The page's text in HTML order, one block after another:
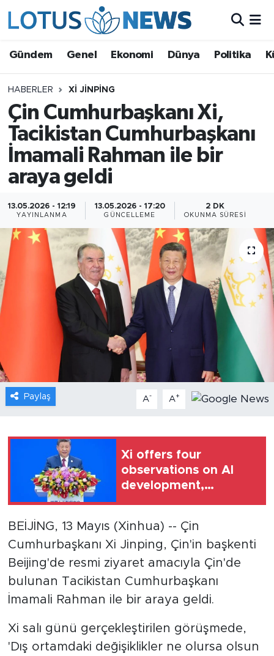
Gündem Genel Ekonomi Dünya Politika
HABERLER XI JINPING
Çin Cumhurbaşkanı Xi,
Tacikistan Cumhurbaşkanı
İmamali Rahman ile bir
araya geldi
13.05.2026 - 12:19
YAYINLANMA
13.05.2026 - 17:20
GÜNCELLEME
2 DK
OKUNMA SÜRESI
Paylaş A- A+
Xi offers four
observations on AI
development,
BEİJİNG, 13 Mayıs (Xinhua) -- Çin
Cumhurbaşkanı Xi Jinping, Çin'in başkenti
Beijing'de resmi ziyaret amacıyla Çin'de
bulunan Tacikistan Cumhurbaşkanı
İmamali Rahman ile bir araya geldi.
Xi salı günü gerçekleştirilen görüşmede,
'Dış ortamdaki değişiklikler ne olursa olsun
Ekonomi
Dünya
Politika
Kültür - Sanat ve Tarih
Yaşam
Bilim ve Teknoloji
Çin Fuarları
Gündem
Video
Sağlık
Foto Haber
Xinhua Türkiye
Seyahat